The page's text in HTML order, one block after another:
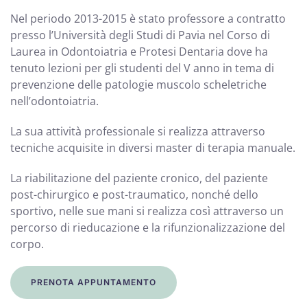
Nel periodo 2013-2015 è stato professore a contratto
presso l’Università degli Studi di Pavia nel Corso di
Laurea in Odontoiatria e Protesi Dentaria dove ha
tenuto lezioni per gli studenti del V anno in tema di
prevenzione delle patologie muscolo scheletriche
nell’odontoiatria.
La sua attività professionale si realizza attraverso
tecniche acquisite in diversi master di terapia manuale.
La riabilitazione del paziente cronico, del paziente
post-chirurgico e post-traumatico, nonché dello
sportivo, nelle sue mani si realizza così attraverso un
percorso di rieducazione e la rifunzionalizzazione del
corpo.
PRENOTA APPUNTAMENTO